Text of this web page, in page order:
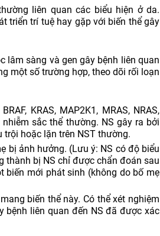
liên quan các biểu hiện ở da.
triển trí tuệ hay gặp với biến thể gây
lâm sàng và gen gây bệnh liên quan
một số trường hợp, theo dõi rối loạn
KRAS, MAP2K1, MRAS, NRAS,
nhiễm sắc thể thường. NS gây ra bởi
trội hoặc lặn trên NST thường.
bị ảnh hưởng. (Lưu ý: NS có độ biểu
thành bị NS chỉ được chẩn đoán sau
biến mới phát sinh (không do bố mẹ
biến thể này. Có thể xét nghiệm
bệnh liên quan đến NS đã được xác